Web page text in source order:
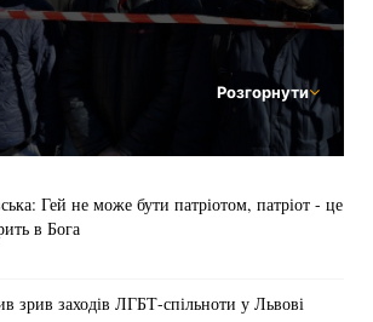
Розгорнути
Гей не може бути патріотом, патріот - це
в Бога
зрив заходів ЛГБТ-спільноти у Львові